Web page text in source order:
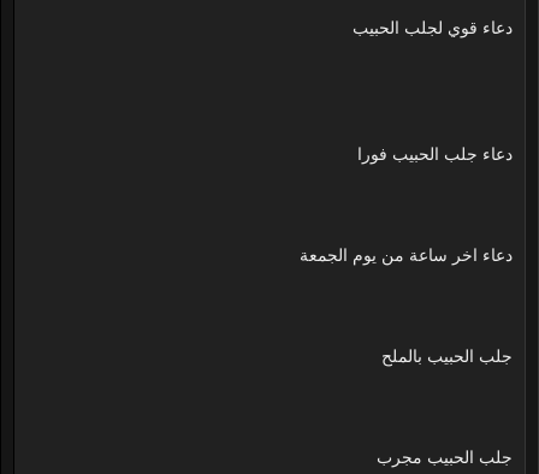
دعاء قوي لجلب الحبيب
دعاء جلب الحبيب فورا
دعاء اخر ساعة من يوم الجمعة
جلب الحبيب بالملح
جلب الحبيب مجرب